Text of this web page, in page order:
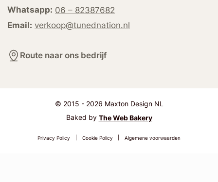
Whatsapp: 06 – 82387682
Email: verkoop@tunednation.nl
Route naar ons bedrijf
© 2015 - 2026 Maxton Design NL
Baked by The Web Bakery
Privacy Policy Cookie Policy Algemene voorwaarden